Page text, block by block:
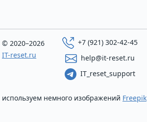
© 2020–2026
IT-reset.ru
+7 (921) 302-42-45
help@it-reset.ru
IT_reset_support
используем немного изображений Freepik